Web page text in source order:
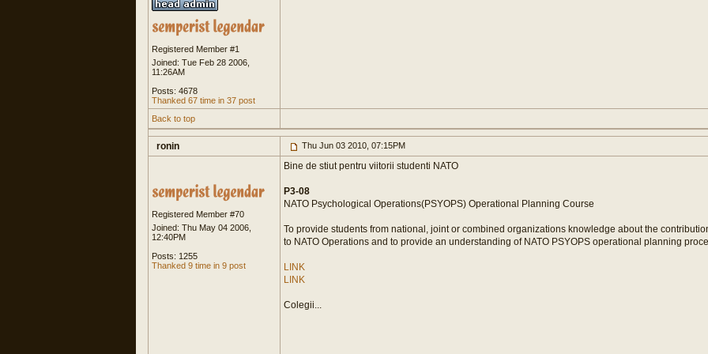
Registered Member #1
Joined: Tue Feb 28 2006,
11:26AM
Posts: 4678
Thanked 67 time in 37 post
Back to top
ronin Thu Jun 03 2010, 07:15PM
Registered Member #70
Joined: Thu May 04 2006,
12:40PM
Posts: 1255
Thanked 9 time in 9 post
Bine de stiut pentru viitorii studenti NATO
P3-08
NATO Psychological Operations(PSYOPS) Operational Planning Course
To provide students from national, joint or combined organizations knowledge about the
to NATO Operations and to provide an understanding of NATO PSYOPS operational planning
LINK
LINK
Colegii...